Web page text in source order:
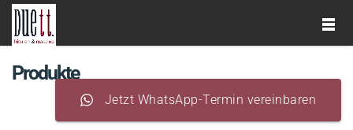
Produkte
Jetzt WhatsApp-Termin vereinbaren